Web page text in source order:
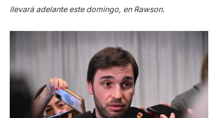
llevará adelante este domingo, en Rawson.